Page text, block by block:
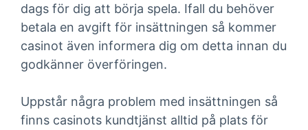
dags för dig att börja spela. Ifall du behöver
betala en avgift för insättningen så kommer
casinot även informera dig om detta innan du
godkänner överföringen.
Uppstår några problem med insättningen så
finns casinots kundtjänst alltid på plats för